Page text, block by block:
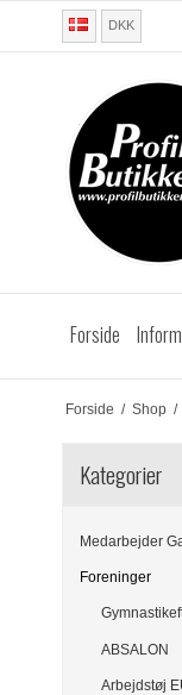
DKK
Forside
Forside / Shop /
Kategorier
Medarbejder
Foreninger
ABSALON
Arbejdstøj